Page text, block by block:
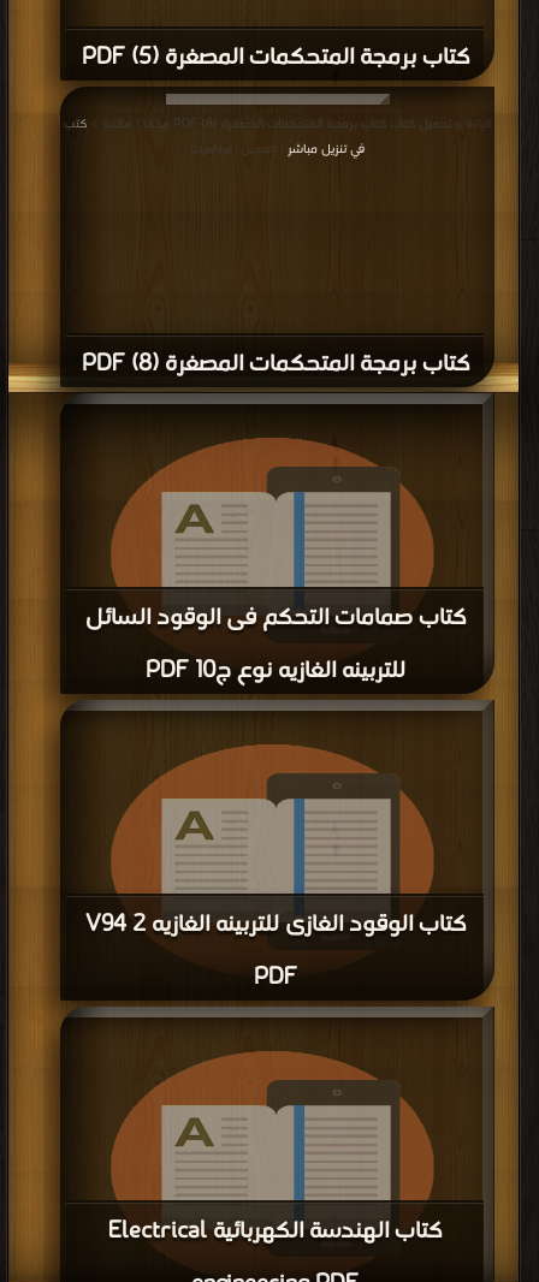
كتاب برمجة المتحكمات المصغرة (5) PDF
كتاب برمجة المتحكمات المصغرة (8) PDF
قراءة و تحميل كتاب كتاب برمجة المتحكمات المصغرة (8) PDF مجانا | مكتبة >
كتب
في تنزيل مباشر | التحميل : مرة/مرات
كتاب صمامات التحكم فى الوقود السائل
للتربينه الغازيه نوع ج10 PDF
قراءة و تحميل كتاب كتاب صمامات التحكم فى الوقود السائل للتربينه الغازيه نوع ج10
كتب في موقع
كتاب الوقود الغازى للتربينه الغازيه V94 2
PDF
قراءة و تحميل كتاب كتاب الوقود الغازى للتربينه الغازيه V94 2 PDF مجانا | مكتبة >
| التحميل : مرة/مرات
كتاب الهندسة الكهربائية Electrical